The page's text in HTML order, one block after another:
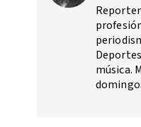
música.